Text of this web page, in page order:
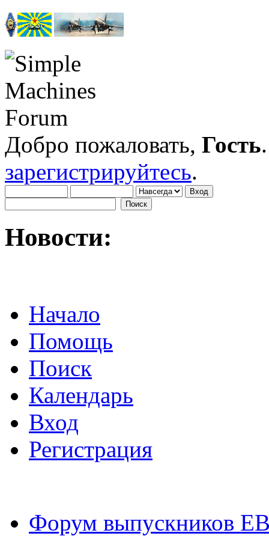
Добро пожаловать, Гость
зарегистрируйтесь.
Новости:
Начало
Помощь
Поиск
Календарь
Вход
Регистрация
Форум выпускников